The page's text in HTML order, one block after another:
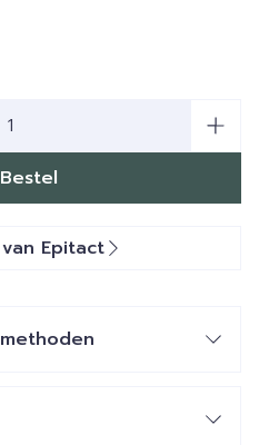
Bestel
Epitact